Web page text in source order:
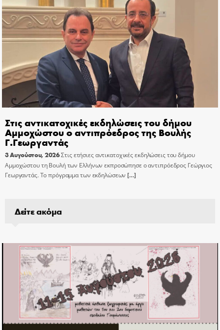
Στις αντικατοχικές εκδηλώσεις του δήμου
Αμμοχώστου ο αντιπρόεδρος της Βουλής
Γ.Γεωργαντάς
3 Αυγούστου, 2026Στις ετήσιες αντικατοχικές εκδηλώσεις του δήμου
Αμμοχώστου τη Βουλή των Ελλήνων εκπροσώπησε ο αντιπρόεδρος Γεώργιος
Γεωργαντάς. Το πρόγραμμα των εκδηλώσεων […]
Δείτε ακόμα